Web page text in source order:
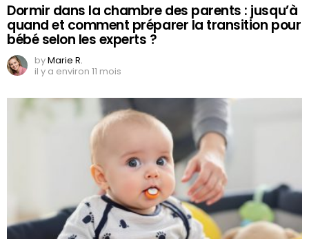
Dormir dans la chambre des parents : jusqu’à
quand et comment préparer la transition pour
bébé selon les experts ?
byMarie R.
il y a environ 11 mois